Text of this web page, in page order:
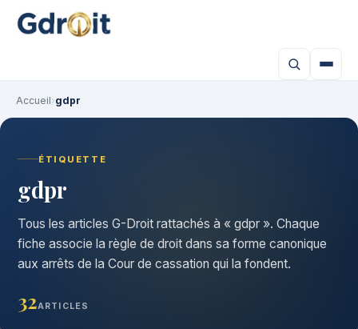
Accueil›gdpr
ÉTIQUETTE
gdpr
Tous les articles G-Droit rattachés à « gdpr ». Chaque
fiche associe la règle de droit dans sa forme canonique
aux arrêts de la Cour de cassation qui la fondent.
32ARTICLES